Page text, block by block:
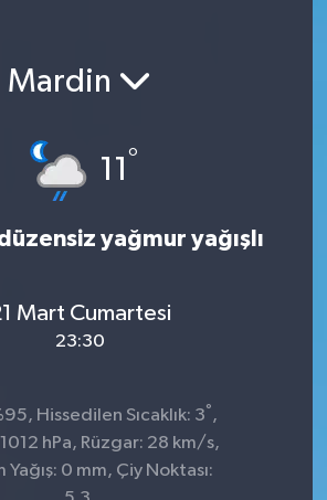
Mardin
11 °
yağmur yağışlı
Mart Cumartesi
23:30
Hissedilen Sıcaklık: 3°,
1012 hPa, Rüzgar: 28 km/s,
Yağış: 0 mm, Çiy Noktası: